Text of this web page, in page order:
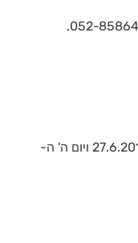
הטיול יתקיים בשני מועדים : יום ד' ה- 27.6.2012 ויום ה' ה-